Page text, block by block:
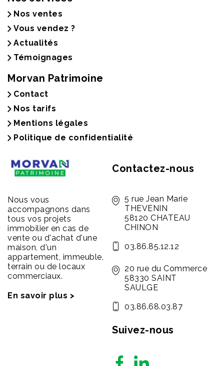
Nos ventes
Vous vendez ?
Actualités
Témoignages
Morvan Patrimoine
Contact
Nos tarifs
Mentions légales
Politique de confidentialité
Nous vous
accompagnons dans
tous vos projets
immobilier en cas de
vente ou d'achat d'une
maison, d'un
appartement, immeuble,
terrain ou de locaux
commerciaux.
En savoir plus >
Contactez-nous
5 rue Jean Marie
THEVENIN
58120 CHATEAU
CHINON
03.86.85.12.12
20 rue du Commerce
58330 SAINT
SAULGE
03.86.68.03.87
Suivez-nous